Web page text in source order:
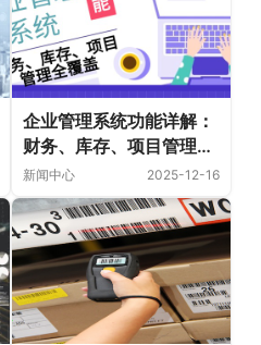
企业管理系统功能详解：
财务、库存、项目管理全
覆盖
新闻中心 2025-12-16